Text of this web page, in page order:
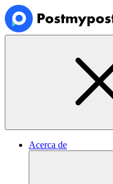
Acerca de